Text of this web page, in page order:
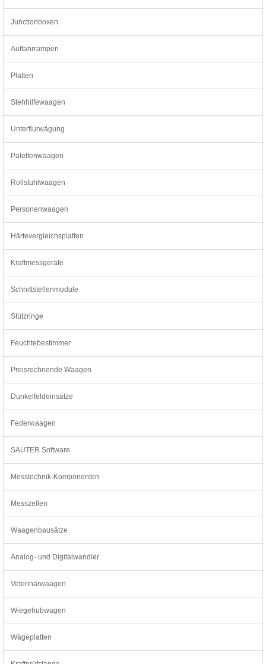
Junctionboxen
Auffahrrampen
Platten
Stehhilfewaagen
Unterflurwägung
Palettenwaagen
Rollstuhlwaagen
Personenwaagen
Härtevergleichsplatten
Kraftmessgeräte
Schnittstellenmodule
Stützringe
Feuchtebestimmer
Preisrechnende Waagen
Dunkelfeldeinsätze
Federwaagen
SAUTER Software
Messtechnik-Komponenten
Messzellen
Waagenbausätze
Analog- und Digitalwandler
Veterinärwaagen
Wiegehubwagen
Wägeplatten